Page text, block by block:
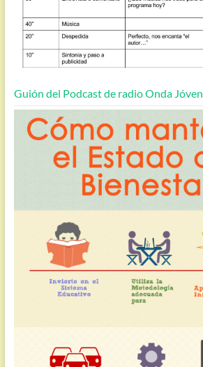
Guión del Podcast de radio Onda Jóven